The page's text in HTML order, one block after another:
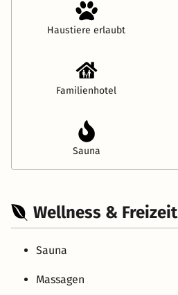
Haustiere erlaubt
Familienhotel
Sauna
Wellness & Freizeit
Sauna
Massagen